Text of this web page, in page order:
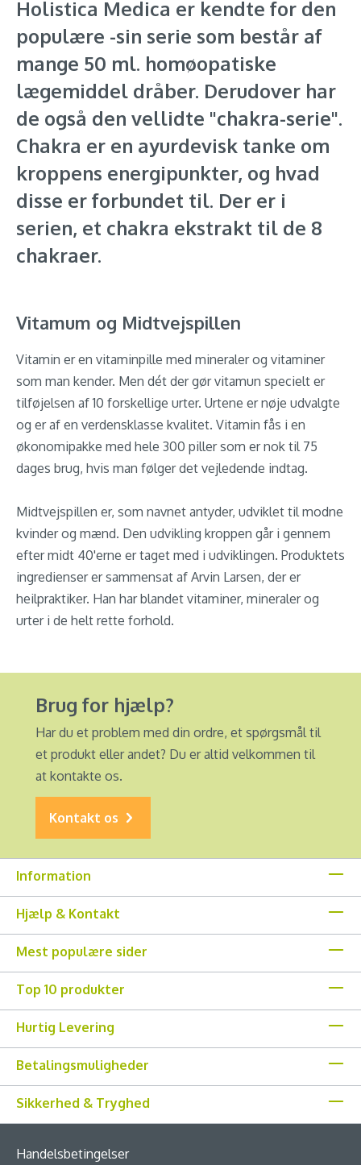
Holistica Medica er kendte for den
populære -sin serie som består af
mange 50 ml. homøopatiske
lægemiddel dråber. Derudover har
de også den vellidte "chakra-serie".
Chakra er en ayurdevisk tanke om
kroppens energipunkter, og hvad
disse er forbundet til. Der er i
serien, et chakra ekstrakt til de 8
chakraer.
Vitamum og Midtvejspillen
Vitamin er en vitaminpille med mineraler og vitaminer
som man kender. Men dét der gør vitamun specielt er
tilføjelsen af 10 forskellige urter. Urtene er nøje udvalgte
og er af en verdensklasse kvalitet. Vitamin fås i en
økonomipakke med hele 300 piller som er nok til 75
dages brug, hvis man følger det vejledende indtag.
Midtvejspillen er, som navnet antyder, udviklet til modne
kvinder og mænd. Den udvikling kroppen går i gennem
efter midt 40'erne er taget med i udviklingen. Produktets
ingredienser er sammensat af Arvin Larsen, der er
heilpraktiker. Han har blandet vitaminer, mineraler og
urter i de helt rette forhold.
Brug for hjælp?
Har du et problem med din ordre, et spørgsmål til
et produkt eller andet? Du er altid velkommen til
at kontakte os.
Kontakt os
Information
Hjælp & Kontakt
Mest populære sider
Top 10 produkter
Hurtig Levering
Betalingsmuligheder
Sikkerhed & Tryghed
Handelsbetingelser